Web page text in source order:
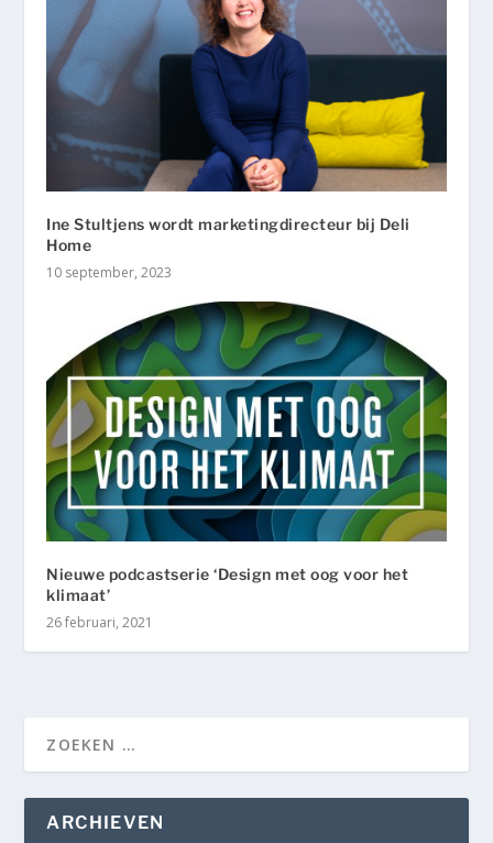
Ine Stultjens wordt marketingdirecteur bij Deli
Home
10 september, 2023
Nieuwe podcastserie ‘Design met oog voor het
klimaat’
26 februari, 2021
ARCHIEVEN